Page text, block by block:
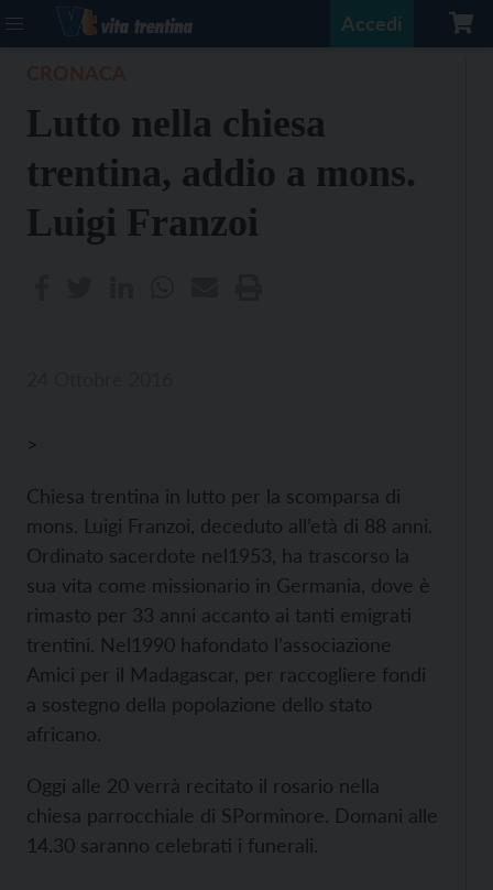
Accedi
Lutto nella chiesa
trentina, addio a mons.
Luigi Franzoi
>
Chiesa trentina in lutto per la scomparsa di
mons. Luigi Franzoi, deceduto all’età di 88 anni.
Ordinato sacerdote nel1953, ha trascorso la
sua vita come missionario in Germania, dove è
rimasto per 33 anni accanto ai tanti emigrati
trentini. Nel1990 hafondato l’associazione
Amici per il Madagascar, per raccogliere fondi
a sostegno della popolazione dello stato
africano.
Oggi alle 20 verrà recitato il rosario nella
chiesa parrocchiale di SPorminore. Domani alle
14.30 saranno celebrati i funerali.